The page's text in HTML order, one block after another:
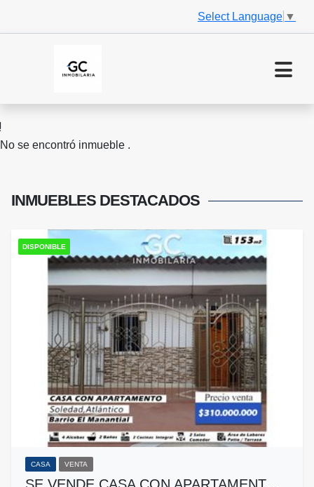
Select Language ▼
No se encontró inmueble .
INMUEBLES DESTACADOS
DISPONIBLE
CASA VENTA